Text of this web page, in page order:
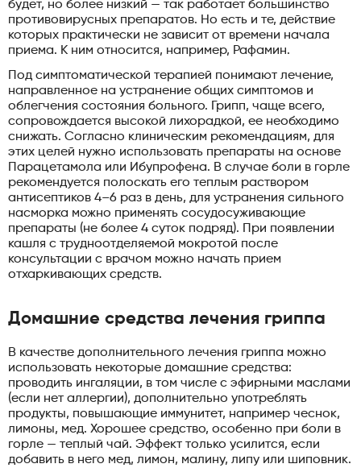
будет, но более низкий — так работает большинство
противовирусных препаратов. Но есть и те, действие
которых практически не зависит от времени начала
приема. К ним относится, например, Рафамин.
Под симптоматической терапией понимают лечение,
направленное на устранение общих симптомов и
облегчения состояния больного. Грипп, чаще всего,
сопровождается высокой лихорадкой, ее необходимо
снижать. Согласно клиническим рекомендациям, для
этих целей нужно использовать препараты на основе
Парацетамола или Ибупрофена. В случае боли в горле
рекомендуется полоскать его теплым раствором
антисептиков 4–6 раз в день, для устранения сильного
насморка можно применять сосудосуживающие
препараты (не более 4 суток подряд). При появлении
кашля с трудноотделяемой мокротой после
консультации с врачом можно начать прием
отхаркивающих средств.
Домашние средства лечения гриппа
В качестве дополнительного лечения гриппа можно
использовать некоторые домашние средства:
проводить ингаляции, в том числе с эфирными маслами
(если нет аллергии), дополнительно употреблять
продукты, повышающие иммунитет, например чеснок,
лимоны, мед. Хорошее средство, особенно при боли в
горле — теплый чай. Эффект только усилится, если
добавить в него мед, лимон, малину, липу или шиповник.